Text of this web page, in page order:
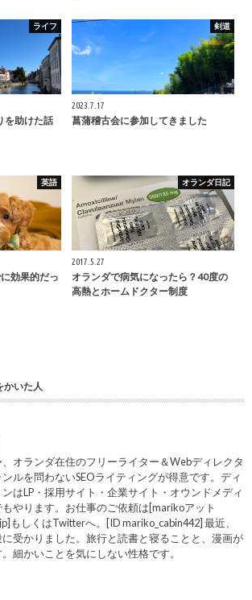
ライフ
を助けた話
剣道
2023.7.17
菖蒲稽古会に参加してきました
英語
効果的だっ
オランダ日記
2017.5.27
オランダで病気になったら？40度の
高熱とホームドクター制度
かいた人
オランダ在住のフリーライター＆Webディレクタ
ルを問わないSEOライティングが得意です。ディ
ンはLP・採用サイト・企業サイト・オウンドメディ
もやります。お仕事のご依頼は[marikoアット
もしくはTwitterへ。[ID mariko_cabin442] 最近、
受かりました。旅行と読書と寝ることと、漫画が
細かいことを気にしない性格です。